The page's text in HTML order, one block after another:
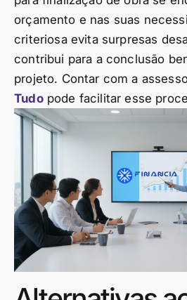
orçamento e nas suas
criteriosa evita surpresas
contribui para a conclusão
projeto. Contar com a
Tudopode facilitar esse